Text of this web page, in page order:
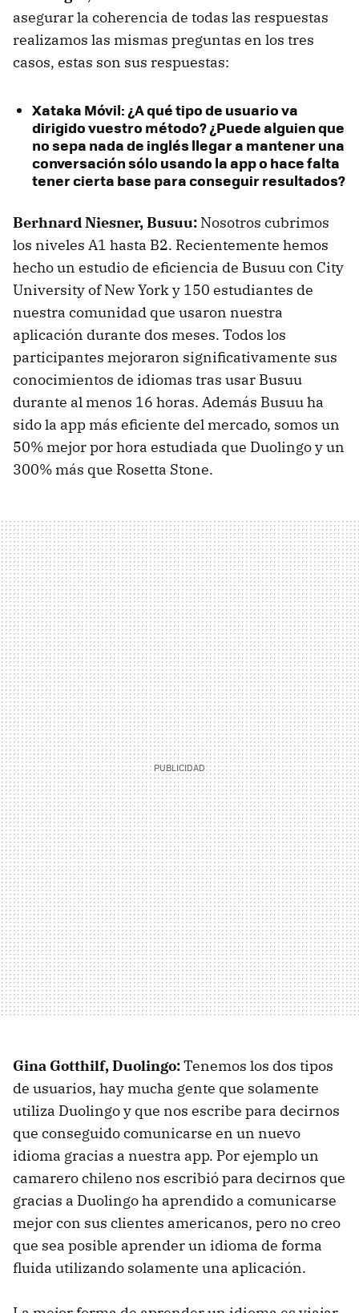
asegurar la coherencia de todas las respuestas
realizamos las mismas preguntas en los tres
casos, estas son sus respuestas:
Xataka Móvil: ¿A qué tipo de usuario va
dirigido vuestro método? ¿Puede alguien que
no sepa nada de inglés llegar a mantener una
conversación sólo usando la app o hace falta
tener cierta base para conseguir resultados?
Berhnard Niesner, Busuu: Nosotros cubrimos
los niveles A1 hasta B2. Recientemente hemos
hecho un estudio de eficiencia de Busuu con City
University of New York y 150 estudiantes de
nuestra comunidad que usaron nuestra
aplicación durante dos meses. Todos los
participantes mejoraron significativamente sus
conocimientos de idiomas tras usar Busuu
durante al menos 16 horas. Además Busuu ha
sido la app más eficiente del mercado, somos un
50% mejor por hora estudiada que Duolingo y un
300% más que Rosetta Stone.
Gina Gotthilf, Duolingo:Tenemos los dos tipos
de usuarios, hay mucha gente que solamente
utiliza Duolingo y que nos escribe para decirnos
que conseguido comunicarse en un nuevo
idioma gracias a nuestra app. Por ejemplo un
camarero chileno nos escribió para decirnos que
gracias a Duolingo ha aprendido a comunicarse
mejor con sus clientes americanos, pero no creo
que sea posible aprender un idioma de forma
fluida utilizando solamente una aplicación.